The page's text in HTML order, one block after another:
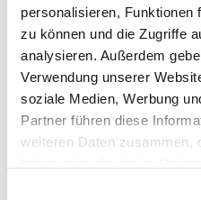
personalisieren, Funktionen
zu können und die Zugriffe
analysieren. Außerdem
Verwendung unserer
soziale Medien, Werbung
Partner führen diese
weiteren Daten zusammen,
Breite : 160cm
Tiefe 160cm
Hoehe: 76cm